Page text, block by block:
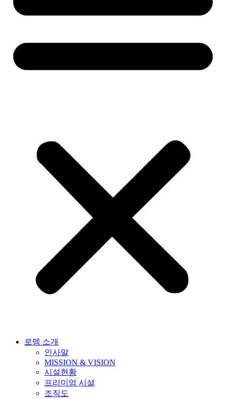
로뎀 소개
인사말
MISSION & VISION
시설현황
프리미엄 시설
조직도